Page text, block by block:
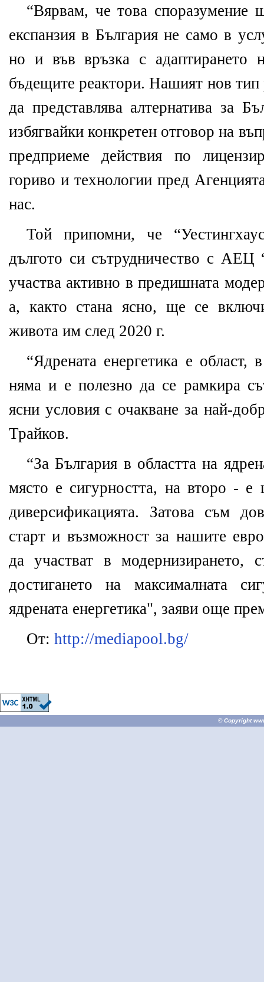
“Вярвам, че това споразумение
експанзия в България не само в
но и във връзка с адаптирането
бъдещите реактори. Нашият нов
да представлява алтернатива за
избягвайки конкретен отговор на
предприеме действия по
гориво и технологии пред
нас.
Той припомни, че
дългото си сътрудничество с АЕЦ
участва активно в предишната
а, както стана ясно, ще се
живота им след 2020 г.
“Ядрената енергетика е област,
няма и е полезно да се рамкира
ясни условия с очакване за най-
Трайков.
“За България в областта на
място е сигурността, на второ - е
диверсификацията. Затова съм
старт и възможност за нашите
да участват в модернизирането,
достигането на максималната
ядрената енергетика", заяви още
От: http://mediapool.bg/
© Copyright